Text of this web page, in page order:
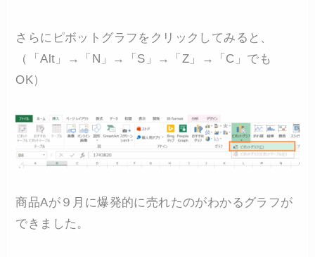
さらにピボットグラフをクリックしてみると、
（「Alt」→「N」→「S」→「Z」→「C」でも
OK）
商品Aが９月に爆発的に売れたのがわかるグラフが
できました。